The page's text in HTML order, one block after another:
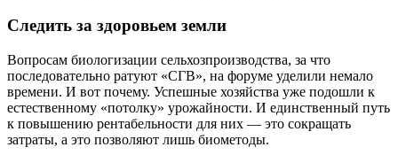
Следить за здоровьем земли
Вопросам биологизации сельхозпроизводства, за что
последовательно ратуют «СГВ», на форуме уделили немало
времени. И вот почему. Успешные хозяйства уже подошли к
естественному «потолку» урожайности. И единственный путь
к повышению рентабельности для них — это сокращать
затраты, а это позволяют лишь биометоды.